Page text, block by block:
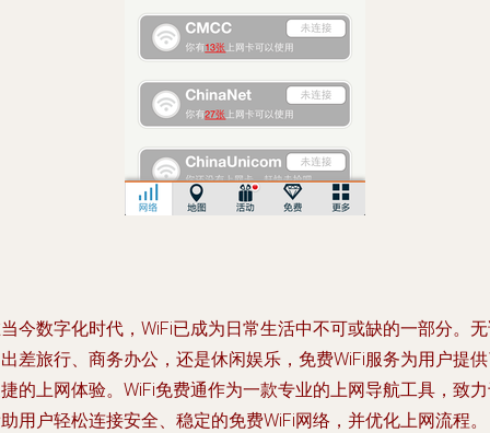
今数字化时代，WiFi已成为日常生活中不可或缺的一部分。
差旅行、商务办公，还是休闲娱乐，免费WiFi服务为用户提
的上网体验。WiFi免费通作为一款专业的上网导航工具，致
用户轻松连接安全、稳定的免费WiFi网络，并优化上网流程。